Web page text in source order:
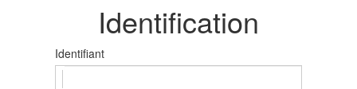
Identification
Identifiant